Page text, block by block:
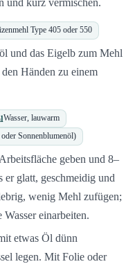
und kurz vermischen.
Type 405 oder 550
und das Eigelb zum Mehl
Händen zu einem
Wasser, lauwarm
Sonnenblumenöl)
geben und 8–
glatt, geschmeidig und
wenig Mehl zufügen;
einarbeiten.
etwas Öl dünn
legen. Mit Folie oder